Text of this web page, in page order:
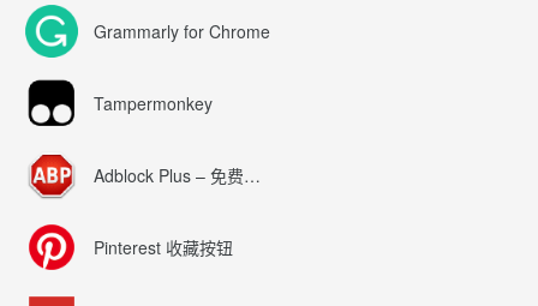
Grammarly for Chrome
Tampermonkey
Adblock Plus – 免费的广告拦截器
Pinterest 收藏按钮